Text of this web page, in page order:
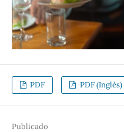
PDF PDF (Inglés)
Publicado